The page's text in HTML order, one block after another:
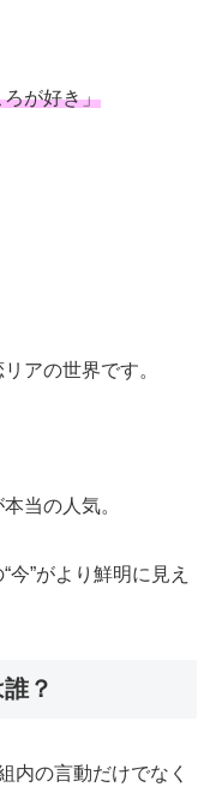
が好き」
アの世界です。
当の人気。
”がより鮮明に見え
？
内の言動だけでなく